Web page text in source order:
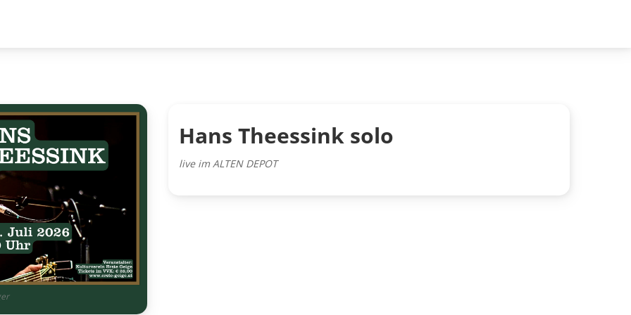
Hans Theessink solo
live im ALTEN DEPOT